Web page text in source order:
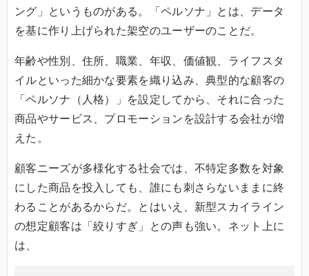
ング」というものがある。「ペルソナ」とは、データ
を基に作り上げられた架空のユーザーのことだ。
年齢や性別、住所、職業、年収、価値観、ライフスタ
イルといった細かな要素を織り込み、典型的な顧客の
「ペルソナ（人格）」を設定してから、それに合った
商品やサービス、プロモーションを設計する会社が増
えた。
顧客ニーズが多様化する社会では、不特定多数を対象
にした商品を投入しても、誰にも刺さらないままに終
わることがあるからだ。とはいえ、新型スカイライン
の想定顧客は「絞りすぎ」との声も強い。ネット上に
は、